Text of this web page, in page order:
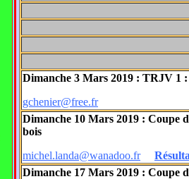
Dimanche 3 Mars 2019 : TRJV 1
gchenier@free.fr
Dimanche 10 Mars 2019 : Coupe
bois
michel.landa@wanadoo.fr
Dimanche 17 Mars 2019 : Coupe